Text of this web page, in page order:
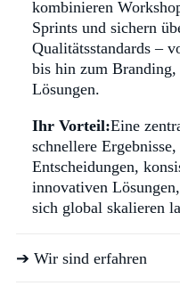
kombinieren
Sprints und sichern
Qualitätsstandards –
bis hin zum
Lösungen.
Ihr Vorteil:Eine
schnellere
Entscheidungen,
innovativen
sich global skalieren
➔ Wir sind erfahren